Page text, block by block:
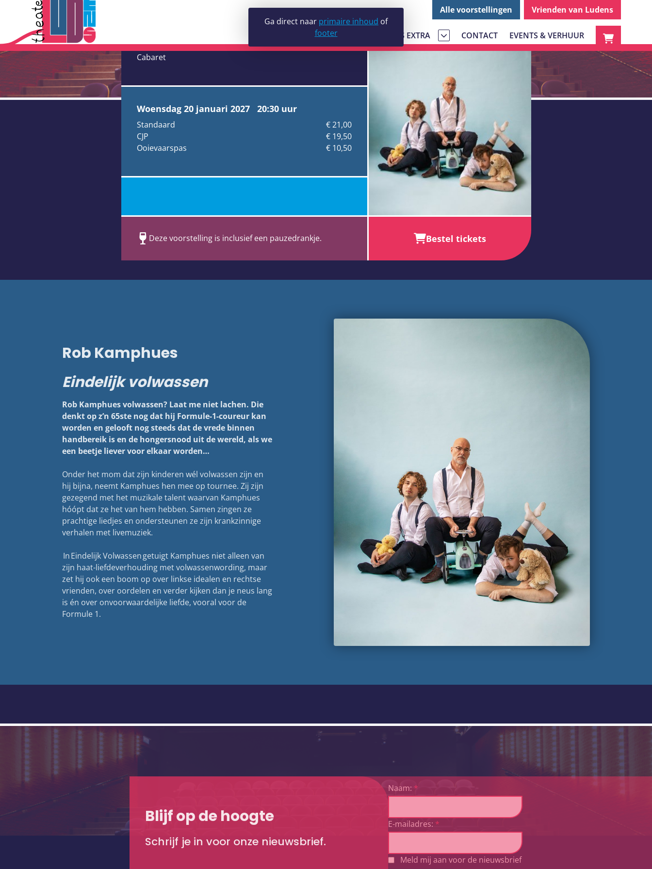
Ga direct naar primaire inhoud of
footer
Alle voorstellingen Vrienden van Ludens
JE BEZOEK LUDENS EXTRA CONTACT EVENTS & VERHUUR
Eindelijk Volwassen
Cabaret
woensdag 20 januari 2027 20:30 uur
Standaard
€ 21,00
CJP
€ 19,50
Ooievaarspas
€ 10,50
Deze voorstelling is inclusief een pauzedrankje. Bestel tickets
Rob Kamphues
Eindelijk volwassen
Rob Kamphues volwassen? Laat me niet lachen. Die
denkt op z’n 65ste nog dat hij Formule-1-coureur kan
worden en gelooft nog steeds dat de vrede binnen
handbereik is en de hongersnood uit de wereld, als we
een beetje liever voor elkaar worden…
Onder het mom dat zijn kinderen wél volwassen zijn en
hij bijna, neemt Kamphues hen mee op tournee. Zij zijn
gezegend met het muzikale talent waarvan Kamphues
hóópt dat ze het van hem hebben. Samen zingen ze
prachtige liedjes en ondersteunen ze zijn krankzinnige
verhalen met livemuziek.
In Eindelijk Volwassen getuigt Kamphues niet alleen van
zijn haat-liefdeverhouding met volwassenwording, maar
zet hij ook een boom op over linkse idealen en rechtse
vrienden, over oordelen en verder kijken dan je neus lang
is én over onvoorwaardelijke liefde, vooral voor de
Formule 1.
Blijf op de hoogte
Schrijf je in voor onze nieuwsbrief.
Naam: *
E-mailadres: *
Meld mij aan voor de nieuwsbrief